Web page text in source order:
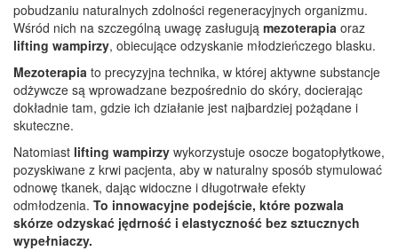
pobudzaniu naturalnych zdolności regeneracyjnych organizmu.
Wśród nich na szczególną uwagę zasługują mezoterapia oraz
lifting wampirzy, obiecujące odzyskanie młodzieńczego blasku.
Mezoterapia to precyzyjna technika, w której aktywne substancje
odżywcze są wprowadzane bezpośrednio do skóry, docierając
dokładnie tam, gdzie ich działanie jest najbardziej pożądane i
skuteczne.
Natomiast lifting wampirzy wykorzystuje osocze bogatopłytkowe,
pozyskiwane z krwi pacjenta, aby w naturalny sposób stymulować
odnowę tkanek, dając widoczne i długotrwałe efekty
odmłodzenia. To innowacyjne podejście, które pozwala
skórze odzyskać jędrność i elastyczność bez sztucznych
wypełniaczy.